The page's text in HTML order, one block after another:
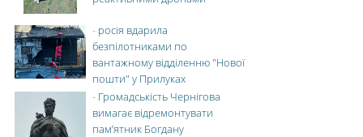
- росія вдарила
безпілотниками по
вантажному відділенню "Нової
пошти" у Прилуках
- Громадськість Чернігова
вимагає відремонтувати
пам’ятник Богдану